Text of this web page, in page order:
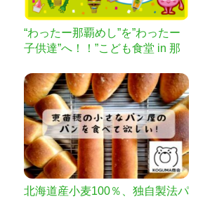
“わったー那覇めし”を”わったー
子供達”へ！！”こども食堂 in 那
北海道産小麦100％、独自製法パ